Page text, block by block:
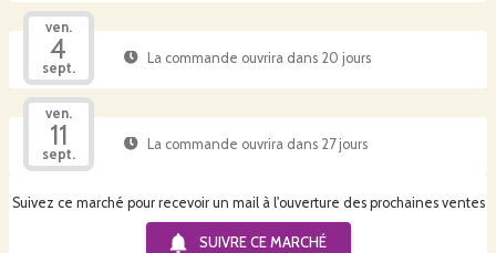
ven.
4
sept.
La commande ouvrira dans 20 jours
ven.
11
sept.
La commande ouvrira dans 27 jours
Suivez ce marché pour recevoir un mail à l'ouverture des prochaines ventes
SUIVRE CE MARCHÉ